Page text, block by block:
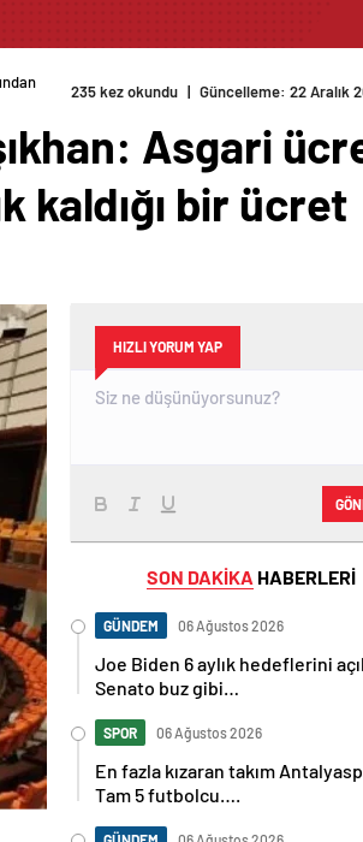
235 kez okundu | Güncelleme: 22 Aralık
Asgari
kaldığı bir ücret
HIZLI YORUM YAP
SON DAKİKA HABERLERİ
GÜNDEM 06 Ağustos 2026
Joe Biden 6 aylık hedeflerini
Senato buz gibi…
SPOR 06 Ağustos 2026
En fazla kızaran takım
Tam 5 futbolcu….